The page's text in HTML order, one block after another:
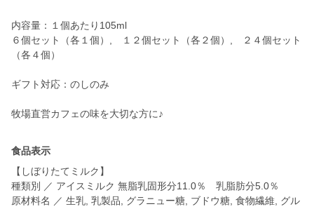
内容量：１個あたり105ml
６個セット（各１個）, １２個セット（各２個）, ２４個セット
（各４個）
ギフト対応：のしのみ
牧場直営カフェの味を大切な方に♪
食品表示
【しぼりたてミルク】
種類別 ／ アイスミルク 無脂乳固形分11.0％ 乳脂肪分5.0％
原材料名 ／ 生乳, 乳製品, グラニュー糖, ブドウ糖, 食物繊維, グル